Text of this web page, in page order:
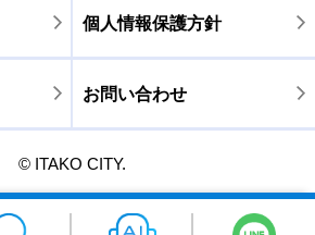
個人情報保護方針
お問い合わせ
© ITAKO CITY.